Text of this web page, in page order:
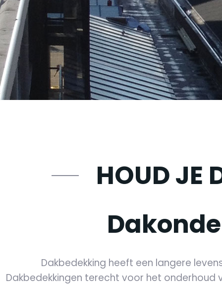
HOUD JE
Dakbedekking heeft een langere
Dakbedekkingen terecht voor het onderhoud